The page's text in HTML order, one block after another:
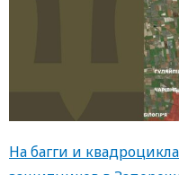
На багги и